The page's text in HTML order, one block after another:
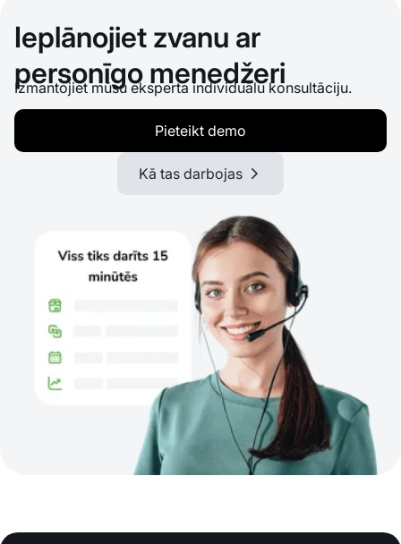
Ieplānojiet zvanu ar
personīgo menedžeri
Izmantojiet mūsu eksperta individuālu konsultāciju.
Pieteikt demo
Kā tas darbojas